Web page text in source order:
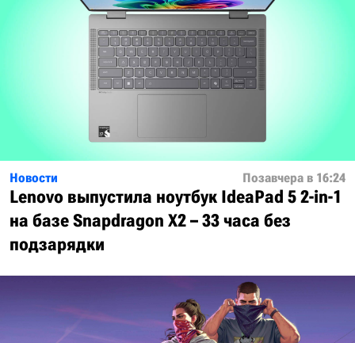
Новости Позавчера в 16:24
Lenovo выпустила ноутбук IdeaPad 5 2-in-1
на базе Snapdragon X2 – 33 часа без
подзарядки